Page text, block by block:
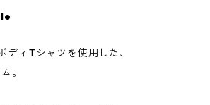
ィTシャツを使用した、
。